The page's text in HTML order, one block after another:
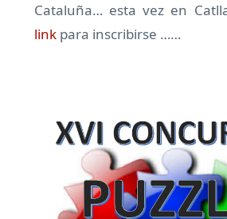
Cataluña… esta vez en
link para inscribirse ……